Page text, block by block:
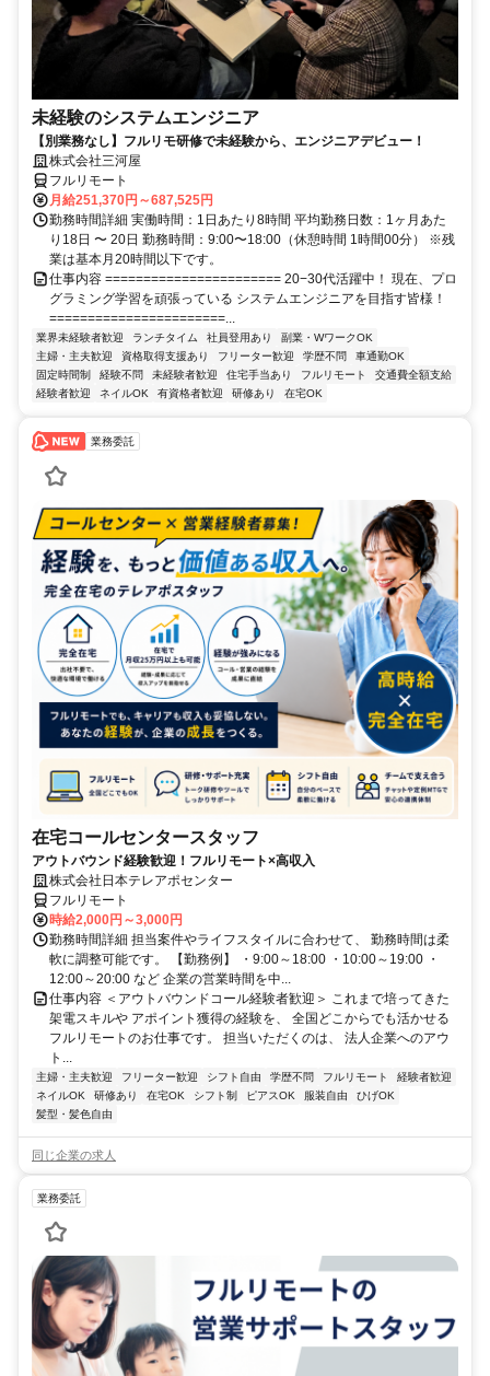
未経験のシステムエンジニア
【別業務なし】フルリモ研修で未経験から、エンジニアデビュー！
株式会社三河屋
フルリモート
月給251,370円～687,525円
勤務時間詳細 実働時間：1日あたり8時間 平均勤務日数：1ヶ月あた
り18日 〜 20日 勤務時間：9:00〜18:00（休憩時間 1時間00分） ※残
業は基本月20時間以下です。
仕事内容 ======================= 20−30代活躍中！ 現在、プロ
グラミング学習を頑張っている システムエンジニアを目指す皆様！
=======================...
業界未経験者歓迎 ランチタイム 社員登用あり
副業・WワークOK
主婦・主夫歓迎
資格取得支援あり フリーター歓迎 学歴不問
車通勤OK
固定時間制
経験不問 未経験者歓迎 住宅手当あり フルリモート
交通費全額支給
経験者歓迎
ネイルOK 有資格者歓迎 研修あり 在宅OK
業務委託
在宅コールセンタースタッフ
アウトバウンド経験歓迎！フルリモート×高収入
株式会社日本テレアポセンター
フルリモート
時給2,000円～3,000円
勤務時間詳細 担当案件やライフスタイルに合わせて、 勤務時間は柔
軟に調整可能です。 【勤務例】 ・9:00～18:00 ・10:00～19:00 ・
12:00～20:00 など 企業の営業時間を中...
仕事内容 ＜アウトバウンドコール経験者歓迎＞ これまで培ってきた
架電スキルや アポイント獲得の経験を、 全国どこからでも活かせる
フルリモートのお仕事です。 担当いただくのは、 法人企業へのアウ
ト...
主婦・主夫歓迎 フリーター歓迎 シフト自由 学歴不問 フルリモート
経験者歓迎
ネイルOK
研修あり 在宅OK シフト制 ピアスOK 服装自由
ひげOK
髪型・髪色自由
同じ企業の求人
業務委託